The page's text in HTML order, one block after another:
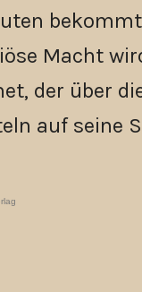
Macht
der über
auf seine